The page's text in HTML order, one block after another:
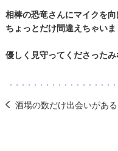
相棒の恐竜さんにマイクを
ちょっとだけ間違えちゃいま
優しく見守ってくださった
酒場の数だけ出会いがある